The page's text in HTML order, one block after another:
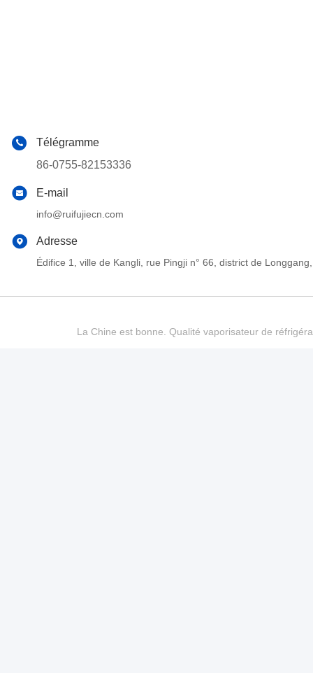
Télégramme
86-0755-82153336
E-mail
info@ruifujiecn.com
Adresse
Édifice 1, ville de Kangli, rue Pingji n° 66, district de
La Chine est bonne. Qualité vaporisateur de